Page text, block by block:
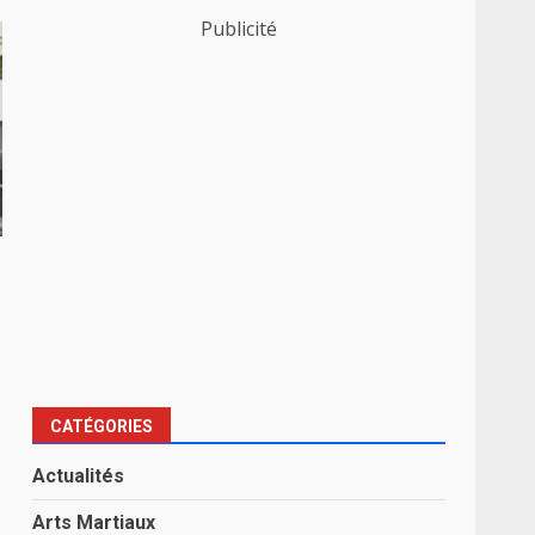
Publicité
CATÉGORIES
Actualités
Arts Martiaux